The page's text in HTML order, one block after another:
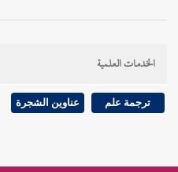
الخدمات العلمية
ترجمة علم عناوين الشجرة